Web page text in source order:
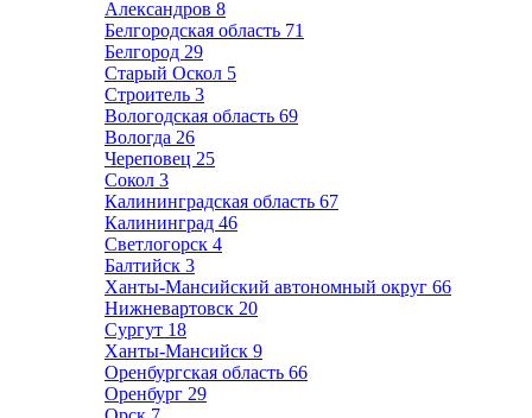
Александров 8
Белгородская область 71
Белгород 29
Старый Оскол 5
Строитель 3
Вологодская область 69
Вологда 26
Череповец 25
Сокол 3
Калининградская область 67
Калининград 46
Светлогорск 4
Балтийск 3
Ханты-Мансийский автономный округ 66
Нижневартовск 20
Сургут 18
Ханты-Мансийск 9
Оренбургская область 66
Оренбург 29